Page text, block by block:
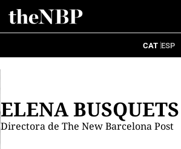
CAT ESP
ELENA BUSQUETS
Directora de The New Barcelona Post